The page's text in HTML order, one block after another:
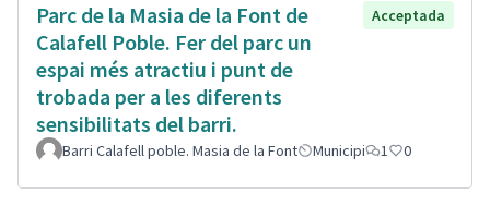
Parc de la Masia de la Font de
Calafell Poble. Fer del parc un
espai més atractiu i punt de
trobada per a les diferents
sensibilitats del barri.
Acceptada
Barri Calafell poble. Masia de la Font Municipi 1 0